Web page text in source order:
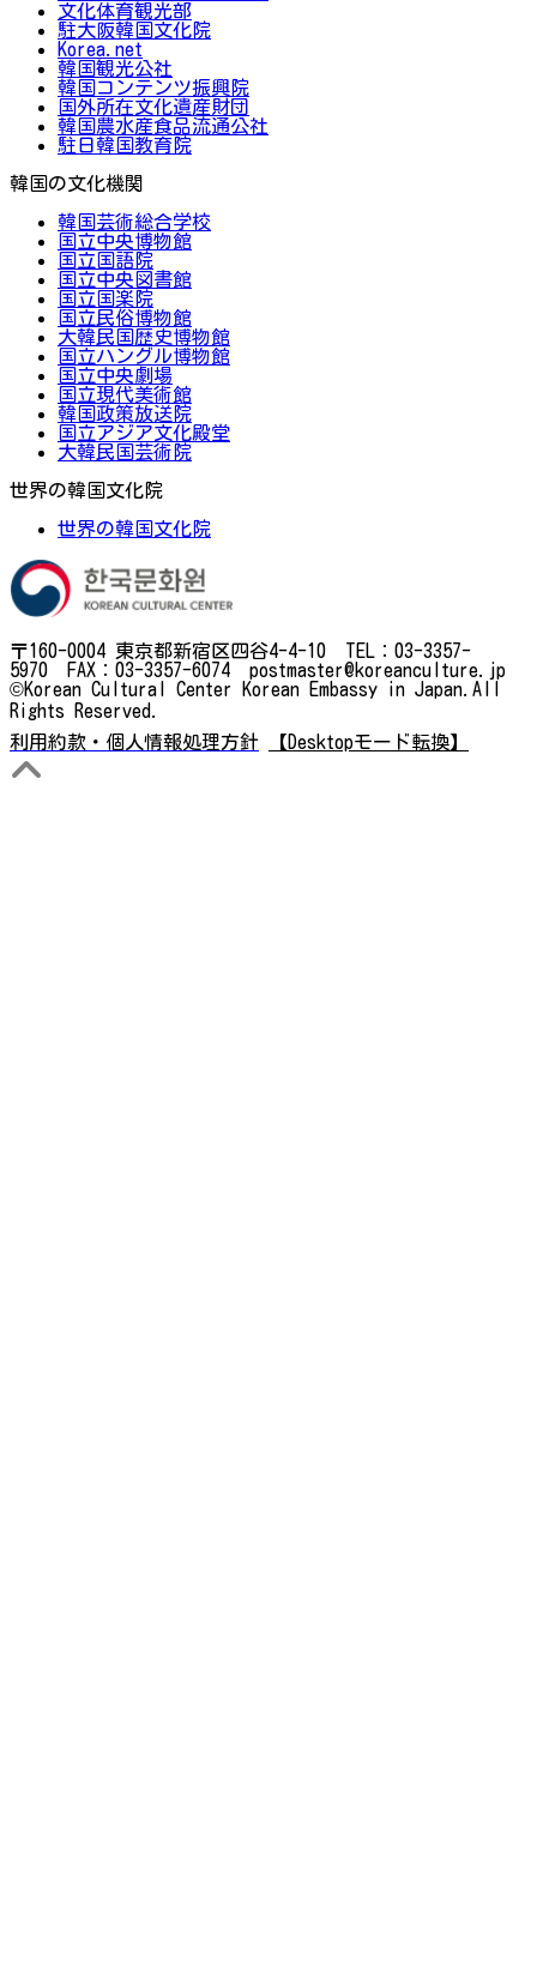
文化体育観光部
駐大阪韓国文化院
Korea.net
韓国観光公社
韓国コンテンツ振興院
国外所在文化遺産財団
韓国農水産食品流通公社
駐日韓国教育院
韓国の文化機関
韓国芸術総合学校
国立中央博物館
国立国語院
国立中央図書館
国立国楽院
国立民俗博物館
大韓民国歴史博物館
国立ハングル博物館
国立中央劇場
国立現代美術館
韓国政策放送院
国立アジア文化殿堂
大韓民国芸術院
世界の韓国文化院
世界の韓国文化院
〒160-0004 東京都新宿区四谷4-4-10 TEL：03-3357-
5970 FAX：03-3357-6074 postmaster@koreanculture.jp
©Korean Cultural Center Korean Embassy in Japan.All
Rights Reserved.
利用約款・個人情報処理方針
【Desktopモード転換】